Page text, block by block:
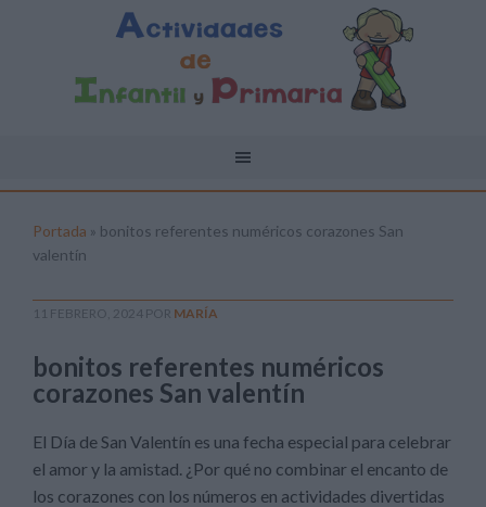
Portada » bonitos referentes numéricos corazones San
valentín
11 FEBRERO, 2024 POR MARÍA
bonitos referentes numéricos
corazones San valentín
El Día de San Valentín es una fecha especial para celebrar
el amor y la amistad. ¿Por qué no combinar el encanto de
los corazones con los números en actividades divertidas